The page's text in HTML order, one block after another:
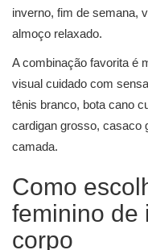
inverno, fim de semana,
almoço relaxado.
A combinação favorita é
visual cuidado com
tênis branco, bota cano
cardigan grosso, casaco
camada.
Como
feminino de
corpo